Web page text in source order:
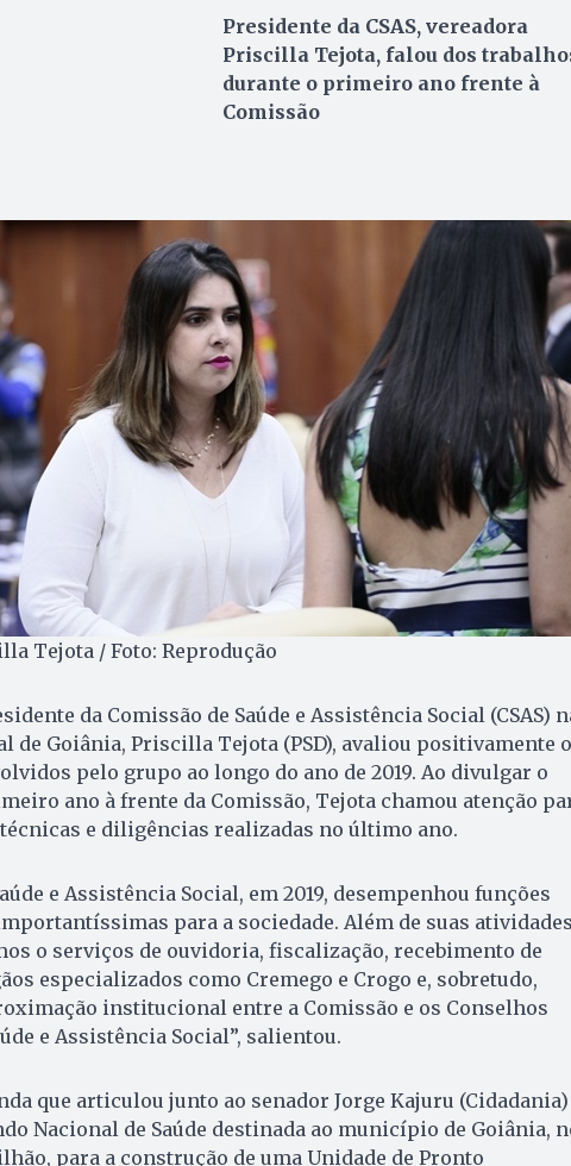
Presidente da CSAS, vereadora
Priscilla Tejota, falou dos
durante o primeiro ano frente à
Comissão
Tejota / Foto: Reprodução
da Comissão de Saúde e Assistência Social (CSAS)
de Goiânia, Priscilla Tejota (PSD), avaliou positivamente
pelo grupo ao longo do ano de 2019. Ao divulgar o
ano à frente da Comissão, Tejota chamou atenção
e diligências realizadas no último ano.
e Assistência Social, em 2019, desempenhou funções
para a sociedade. Além de suas atividades
o serviços de ouvidoria, fiscalização, recebimento de
especializados como Cremego e Crogo e, sobretudo,
institucional entre a Comissão e os Conselhos
e Assistência Social”, salientou.
que articulou junto ao senador Jorge Kajuru (Cidadania)
Nacional de Saúde destinada ao município de Goiânia,
para a construção de uma Unidade de Pronto